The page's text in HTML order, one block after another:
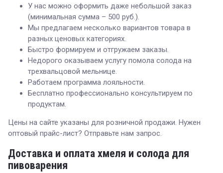
У нас можно оформить даже небольшой заказ
(минимальная сумма – 500 руб.).
Мы предлагаем несколько вариантов товара в
разных ценовых категориях.
Быстро формируем и отгружаем заказы.
Недорого оказываем услугу помола солода на
трехвальцовой мельнице.
Работаем программа лояльности.
Бесплатно профессионально консультируем по
продуктам.
Цены на сайте указаны для розничной продажи. Нужен
оптовый прайс-лист? Отправьте нам запрос.
Доставка и оплата хмеля и солода для
пивоварения